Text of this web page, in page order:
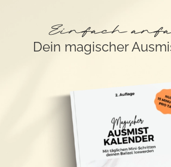
Einfach
Dein magischer